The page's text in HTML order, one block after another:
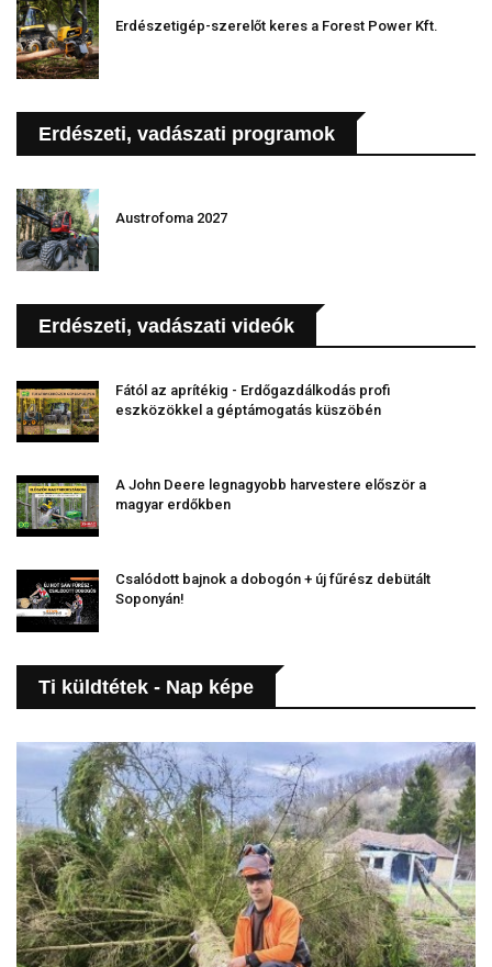
Erdészetigép-szerelőt keres a Forest Power Kft.
Erdészeti, vadászati programok
Austrofoma 2027
Erdészeti, vadászati videók
Fától az aprítékig - Erdőgazdálkodás profi
eszközökkel a géptámogatás küszöbén
A John Deere legnagyobb harvestere először a
magyar erdőkben
Csalódott bajnok a dobogón + új fűrész debütált
Soponyán!
Ti küldtétek - Nap képe